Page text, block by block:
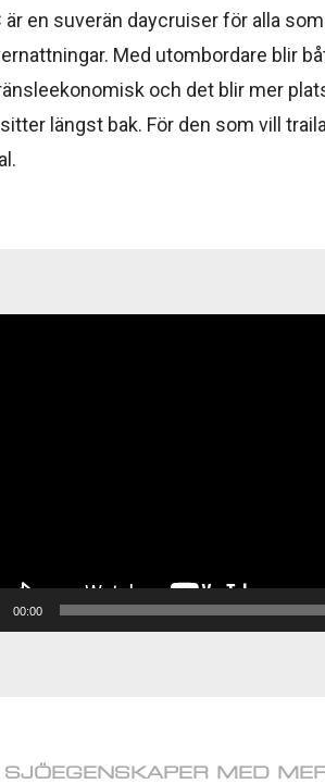
är en suverän daycruiser för alla
Med utombordare blir
och det blir mer
längst bak. För den som vill
00:00
SJÖEGENSKAPER MED